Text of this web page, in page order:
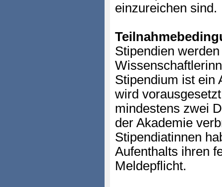
einzureichen sind.
Stipendien
Stipendium ist ein
wird
mindestens zwei
der Akademie
Stipendiatinnen
Aufenthalts ihren
Meldepflicht.